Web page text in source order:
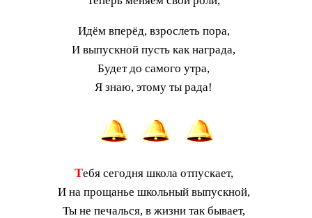
Идём вперёд, взрослеть пора,
И выпускной пусть как награда,
Будет до самого утра,
Я знаю, этому ты рада!
Тебя сегодня школа отпускает,
И на прощанье школьный выпускной,
Ты не печалься, в жизни так бывает,